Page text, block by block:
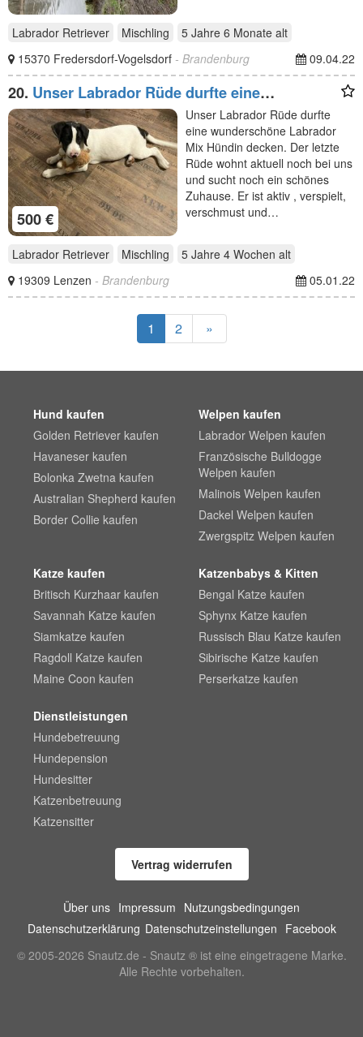
Labrador Retriever Mischling 5 Jahre 6 Monate alt
15370 Fredersdorf-Vogelsdorf - Brandenburg 09.04.22
20. Unser Labrador Rüde durfte eine
wunderschöne Labrador
500 €
Unser Labrador Rüde durfte
eine wunderschöne Labrador
Mix Hündin decken. Der letzte
Rüde wohnt aktuell noch bei uns
und sucht noch ein schönes
Zuhause. Er ist aktiv , verspielt,
verschmust und…
Labrador Retriever Mischling 5 Jahre 4 Wochen alt
19309 Lenzen - Brandenburg 05.01.22
1 2 »
Hund kaufen
Golden Retriever kaufen
Havaneser kaufen
Bolonka Zwetna kaufen
Australian Shepherd kaufen
Border Collie kaufen
Welpen kaufen
Labrador Welpen kaufen
Französische Bulldogge
Welpen kaufen
Malinois Welpen kaufen
Dackel Welpen kaufen
Zwergspitz Welpen kaufen
Katze kaufen
Britisch Kurzhaar kaufen
Savannah Katze kaufen
Siamkatze kaufen
Ragdoll Katze kaufen
Maine Coon kaufen
Katzenbabys & Kitten
Bengal Katze kaufen
Sphynx Katze kaufen
Russisch Blau Katze kaufen
Sibirische Katze kaufen
Perserkatze kaufen
Dienstleistungen
Hundebetreuung
Hundepension
Hundesitter
Katzenbetreuung
Katzensitter
Vertrag widerrufen
Über uns Impressum Nutzungsbedingungen
Datenschutzerklärung Datenschutzeinstellungen Facebook
© 2005-2026 Snautz.de - Snautz ® ist eine eingetragene Marke.
Alle Rechte vorbehalten.